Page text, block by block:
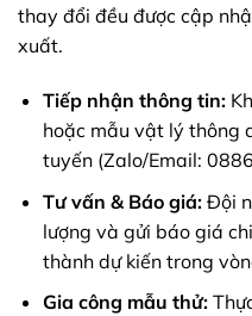
thay đổi đều được cập
xuất.
Tiếp nhận thông tin:
hoặc mẫu vật lý thông
tuyến (Zalo/Email:
Tư vấn & Báo giá:Đội
lượng và gửi báo giá
thành dự kiến trong
Gia công mẫu thử: